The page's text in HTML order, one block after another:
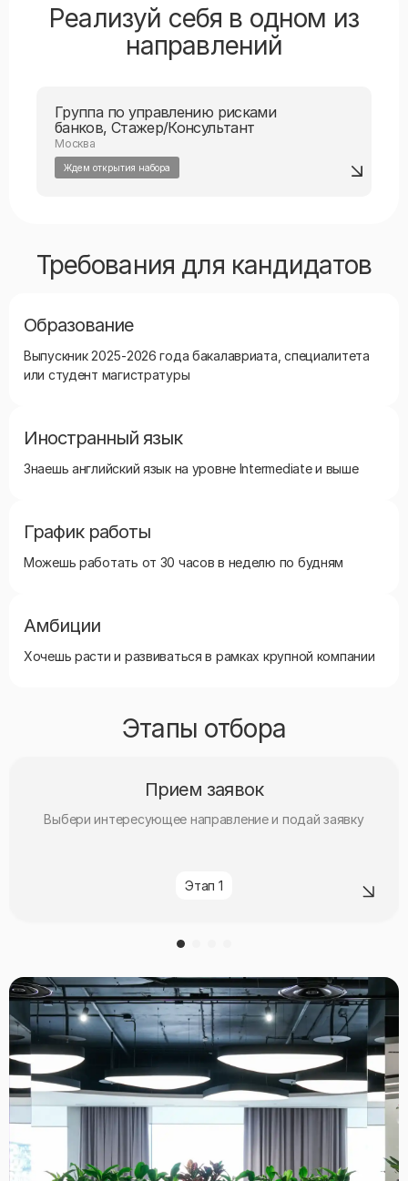
Реализуй себя в одном из
направлений
Группа по управлению рисками
банков, Стажер/Консультант
Москва
Ждем открытия набора
Требования для кандидатов
Образование
Выпускник 2025-2026 года бакалавриата, специалитета
или студент магистратуры
Иностранный язык
Знаешь английский язык на уровне Intermediate и выше
График работы
Можешь работать от 30 часов в неделю по будням
Амбиции
Хочешь расти и развиваться в рамках крупной компании
Этапы отбора
Этап 1
Прием заявок
Выбери интересующее направление и подай заявку